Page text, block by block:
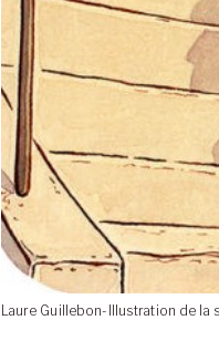
Laure Guillebon-Illustration de la